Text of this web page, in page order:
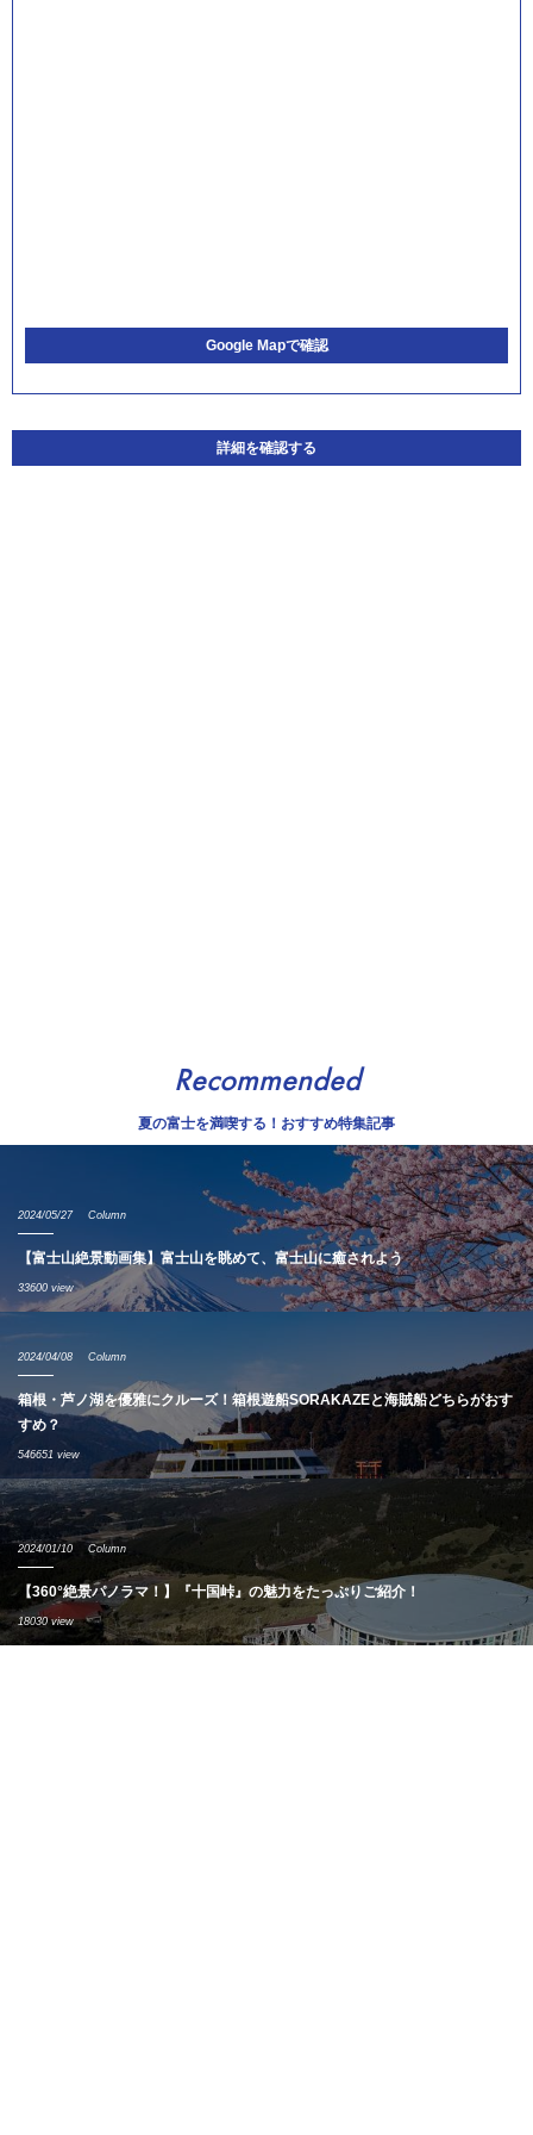
Google Mapで確認
詳細を確認する
Recommended
夏の富士を満喫する！おすすめ特集記事
2024/05/27 Column
【富士山絶景動画集】富士山を眺めて、富士山に癒されよう
33600 view
2024/04/08 Column
箱根・芦ノ湖を優雅にクルーズ！箱根遊船SORAKAZEと海賊船どちらがおす
すめ？
546651 view
2024/01/10 Column
【360°絶景パノラマ！】『十国峠』の魅力をたっぷりご紹介！
18030 view